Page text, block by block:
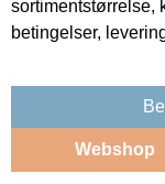
sortimentstørrelse,
betingelser,
Webshop